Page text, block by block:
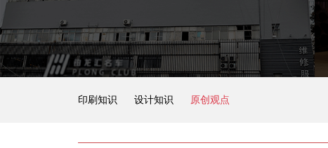
印刷知识 设计知识 原创观点